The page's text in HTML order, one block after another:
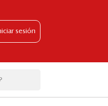
sesión